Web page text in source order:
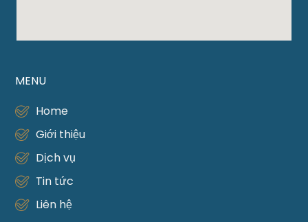
MENU
Home
Giới thiệu
Dịch vụ
Tin tức
Liên hệ